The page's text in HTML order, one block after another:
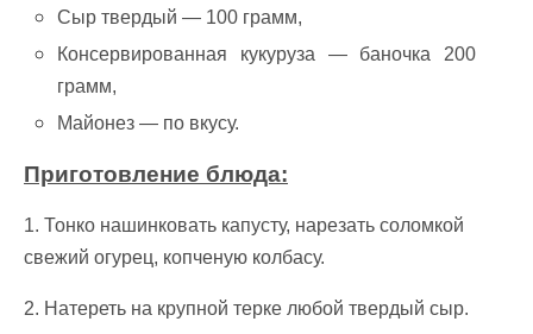
Сыр твердый — 100 грамм,
Консервированная кукуруза — баночка 200
грамм,
Майонез — по вкусу.
Приготовление блюда:
1. Тонко нашинковать капусту, нарезать соломкой
свежий огурец, копченую колбасу.
2. Натереть на крупной терке любой твердый сыр.